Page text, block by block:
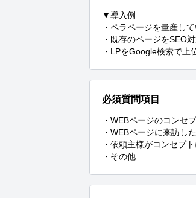
▼導入例
・ペラページを量産し
・既存のページをSEO対
・LPをGoogle検索で上
必須質問項目
・WEBページのコンセ
・WEBページに来訪し
・依頼主様がコンセプ
・その他